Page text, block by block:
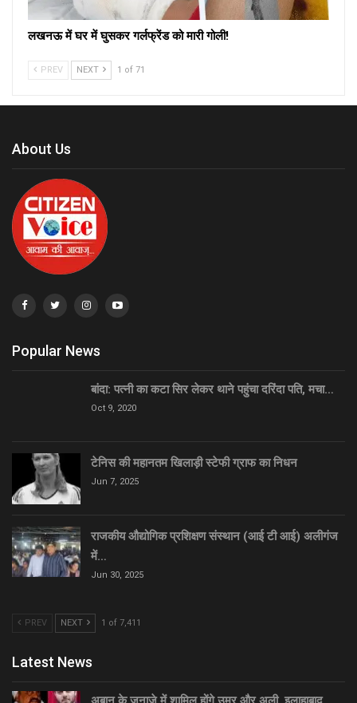
लखनऊ में घर में घुसकर गर्लफ्रेंड को मारी गोली!
PREV NEXT 1 of 71
About Us
Popular News
बांदा: पत्नी का कटा सिर लेकर थाने पहुंचा दरिंदा पति, मचा…
Oct 9, 2020
टेनिस की महानतम खिलाड़ी स्टेफी ग्राफ का निधन
Jun 7, 2025
राजकीय औद्योगिक प्रशिक्षण संस्थान (आई टी आई) अलीगंज
में…
Jun 30, 2025
PREV NEXT 1 of 7,411
Latest News